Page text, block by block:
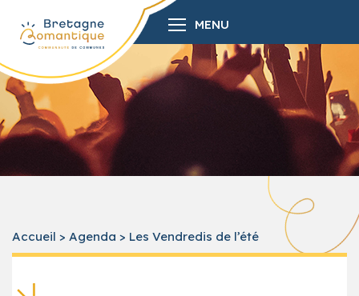
MENU
Accueil > Agenda > Les Vendredis de l’été